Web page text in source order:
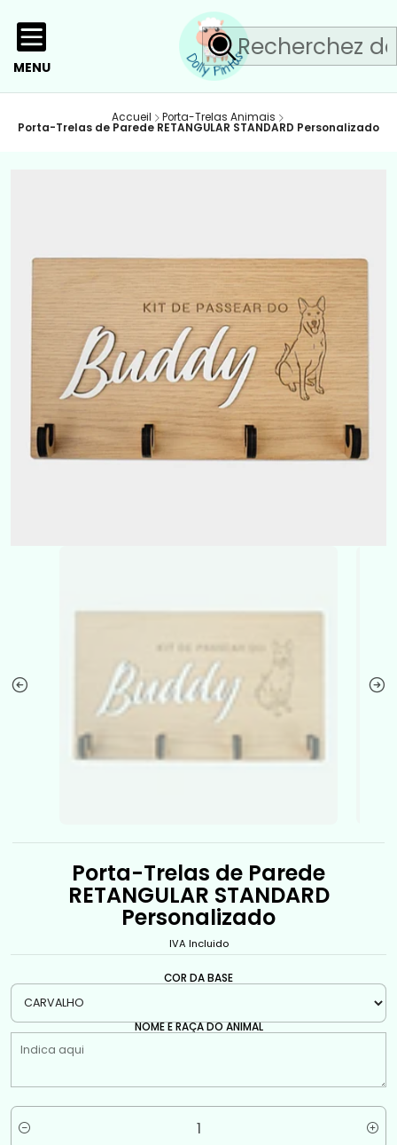
MENU
Accueil Porta-Trelas Animais
Porta-Trelas de Parede RETANGULAR STANDARD Personalizado
Porta-Trelas de Parede
RETANGULAR STANDARD
Personalizado
IVA Incluido
COR DA BASE
NOME E RAÇA DO ANIMAL
Quantité